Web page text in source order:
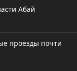
Абай
проезды почти